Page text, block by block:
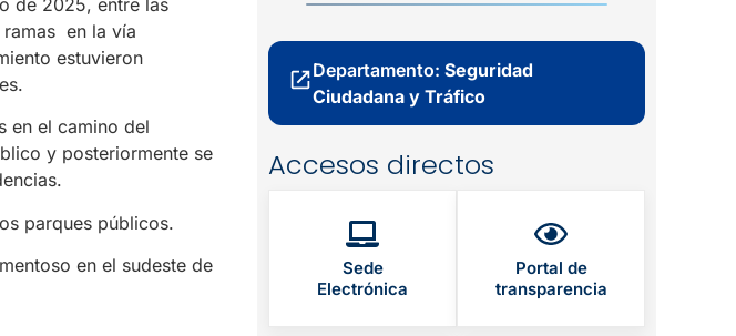
de 2025, entre las
en la vía
estuvieron
en el camino del
y posteriormente se
parques públicos.
en el sudeste de
Departamento: Seguridad
Ciudadana y Tráfico
Accesos directos
Sede
Electrónica
Portal de
transparencia